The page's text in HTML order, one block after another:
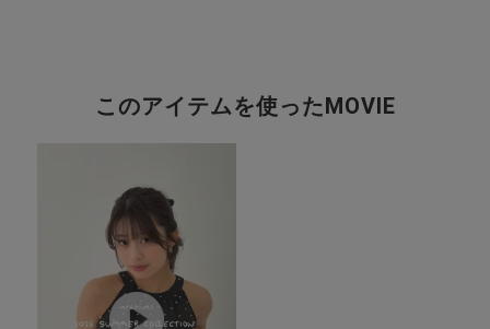
このアイテムを使ったMOVIE